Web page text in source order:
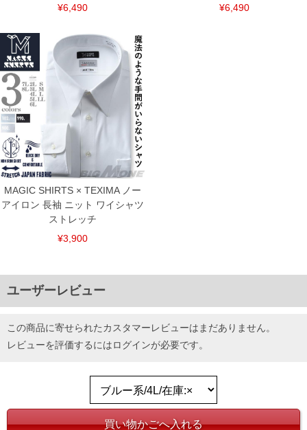
¥6,490
¥6,490
MAGIC SHIRTS × TEXIMA ノー
アイロン 長袖 ニット ワイシャツ
ストレッチ
¥3,900
ユーザーレビュー
この商品に寄せられたカスタマーレビューはまだありません。
レビューを評価するにはログインが必要です。